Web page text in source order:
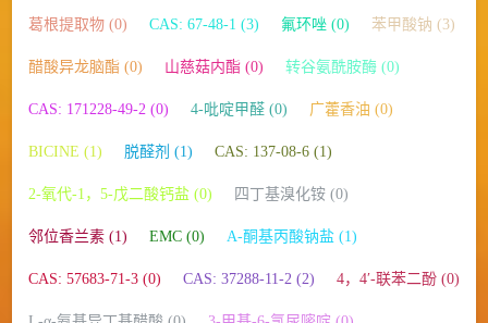
葛根提取物 (0) CAS: 67-48-1 (3) 氟环唑 (0) 苯甲酸钠 (3)
醋酸异龙脑酯 (0) 山慈菇内酯 (0) 转谷氨酰胺酶 (0)
CAS: 171228-49-2 (0) 4-吡啶甲醛 (0) 广藿香油 (0)
BICINE (1) 脱醛剂 (1) CAS: 137-08-6 (1)
2-氧代-1，5-戊二酸钙盐 (0) 四丁基溴化铵 (0)
邻位香兰素 (1) EMC (0) Α-酮基丙酸钠盐 (1)
CAS: 57683-71-3 (0) CAS: 37288-11-2 (2) 4，4′-联苯二酚 (0)